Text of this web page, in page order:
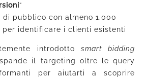
“
di pubblico con almeno 1.000
per identificare i clienti esistenti
introdotto smart bidding
il targeting oltre le query
per aiutarti a scoprire